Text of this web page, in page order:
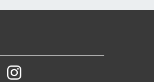
Instagram